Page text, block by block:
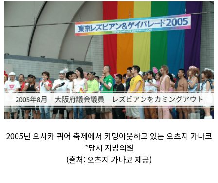
2005년 오사카 퀴어 축제에서 커밍아웃하고 있는 오츠지 가나코
*당시 지방의원
(출처: 오츠지 가나코 제공)